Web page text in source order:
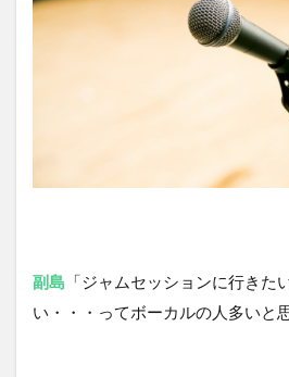
副島 「ジャムセッションに行きた
い・・・ってボーカルの人多いと